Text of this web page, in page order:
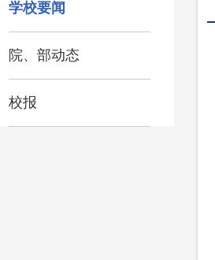
学校要闻
院、部动态
校报